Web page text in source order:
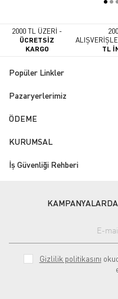
2000 TL ÜZERİ -
ÜCRETSİZ
KARGO
TL
Popüler Linkler
Pazaryerlerimiz
ÖDEME
KURUMSAL
İş Güvenliği Rehberi
Gizlilik politikasını